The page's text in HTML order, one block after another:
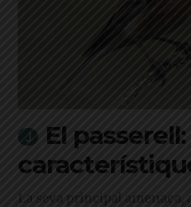
El passerell:
La seva principal amenaça,